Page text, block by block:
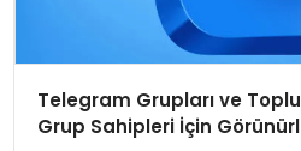
Telegram Grupları ve
Grup Sahipleri İçin